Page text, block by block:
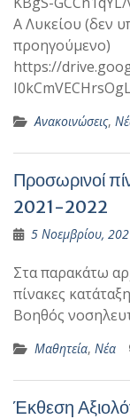
Α Λυκείου (δεν
προηγούμενο)
https://
Ανακοινώσεις,
Προσωρινοί
2021-2022
5 Νοεμβρίου,
Στα παρακάτω
πίνακες
Βοηθός
Μαθητεία, Νέα
Έκθεση